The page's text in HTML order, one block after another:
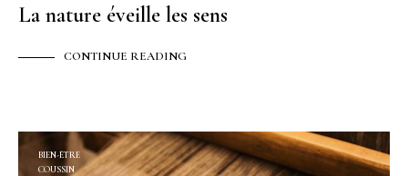
La nature éveille les sens
CONTINUE READING
BIEN-ÊTRE
COUSSIN